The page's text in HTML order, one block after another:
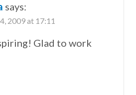
says:
2009 at 17:11
Glad to work